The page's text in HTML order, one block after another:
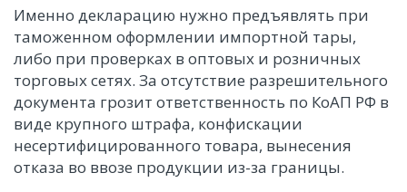
Именно декларацию нужно предъявлять при
таможенном оформлении импортной тары,
либо при проверках в оптовых и розничных
торговых сетях. За отсутствие разрешительного
документа грозит ответственность по КоАП РФ в
виде крупного штрафа, конфискации
несертифицированного товара, вынесения
отказа во ввозе продукции из-за границы.